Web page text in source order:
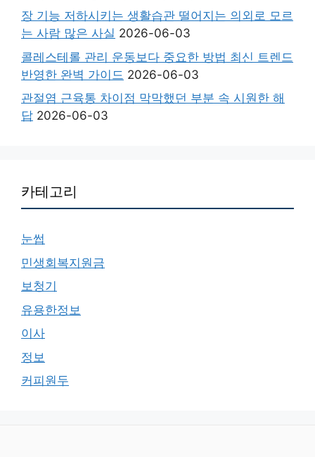
장 기능 저하시키는 생활습관 떨어지는 의외로 모르
는 사람 많은 사실 2026-06-03
콜레스테롤 관리 운동보다 중요한 방법 최신 트렌드
반영한 완벽 가이드 2026-06-03
관절염 근육통 차이점 막막했던 부분 속 시원한 해
답 2026-06-03
카테고리
눈썹
민생회복지원금
보청기
유용한정보
이사
정보
커피원두